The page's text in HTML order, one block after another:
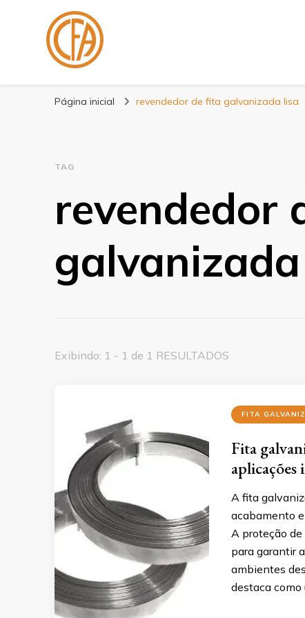
Blog Centenário
Página inicial revendedor de fita galvanizada lisa
TAG
revendedor
Exibindo: 1 - 1 de 1 RESULTADOS
FITA
Fita
A fita
acabamento
A proteção
para garantir
ambientes
destaca como